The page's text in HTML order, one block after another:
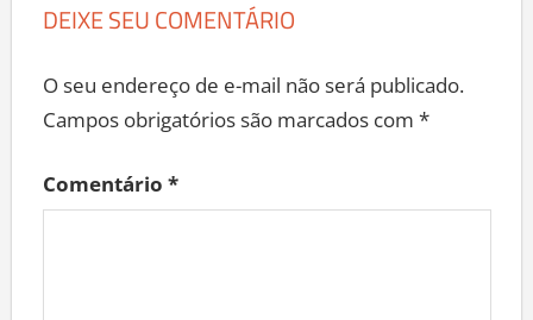
DEIXE SEU COMENTÁRIO
O seu endereço de e-mail não será publicado.
Campos obrigatórios são marcados com *
Comentário *